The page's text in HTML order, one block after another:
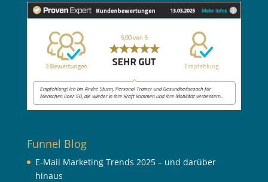
Funnel Blog
E-Mail Marketing Trends 2025 – und darüber
hinaus